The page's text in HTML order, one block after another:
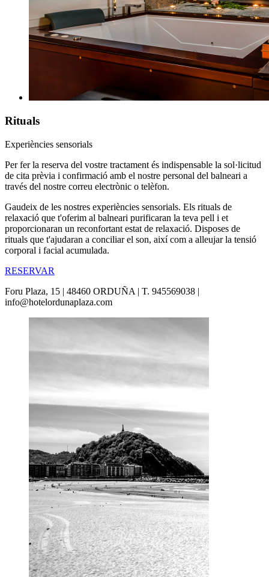
Rituals
Experiències sensorials
Per fer la reserva del vostre tractament és indispensable la sol·licitud
de cita prèvia i confirmació amb el nostre personal del balneari a
través del nostre correu electrònic o telèfon.
Gaudeix de les nostres experiències sensorials. Els rituals de
relaxació que t'oferim al balneari purificaran la teva pell i et
proporcionaran un reconfortant estat de relaxació. Disposes de
rituals que t'ajudaran a conciliar el son, així com a alleujar la tensió
corporal i facial acumulada.
RESERVAR
Foru Plaza, 15 | 48460 ORDUÑA | T. 945569038 |
info@hotelordunaplaza.com